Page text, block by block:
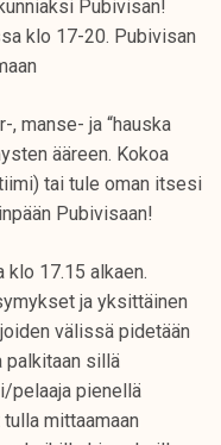
Pubivisan!
klo 17-20. Pubivisan
manse- ja “hauska
ääreen. Kokoa
tai tule oman itsesi
Pubivisaan!
17.15 alkaen.
ja yksittäinen
välissä pidetään
palkitaan sillä
pelaaja pienellä
mittaamaan